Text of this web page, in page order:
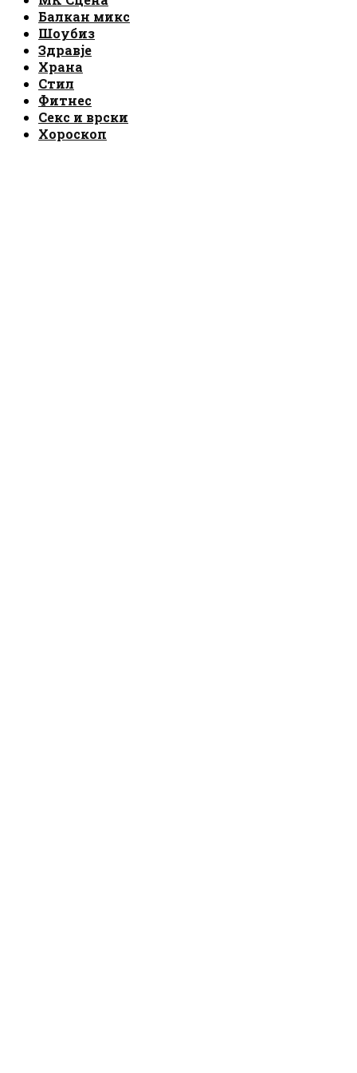
Балкан микс
Шоубиз
Здравје
Храна
Стил
Фитнес
Секс и врски
Хороскоп